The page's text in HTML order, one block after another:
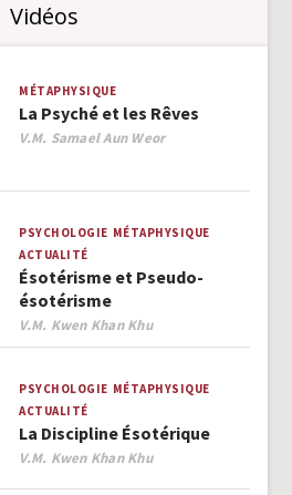
Vidéos
MÉTAPHYSIQUE
La Psyché et les Rêves
Author
V.M. Samael Aun Weor
PSYCHOLOGIE MÉTAPHYSIQUE
ACTUALITÉ
Ésotérisme et Pseudo-
ésotérisme
Author
V.M. Kwen Khan Khu
PSYCHOLOGIE MÉTAPHYSIQUE
ACTUALITÉ
La Discipline Ésotérique
Author
V.M. Kwen Khan Khu